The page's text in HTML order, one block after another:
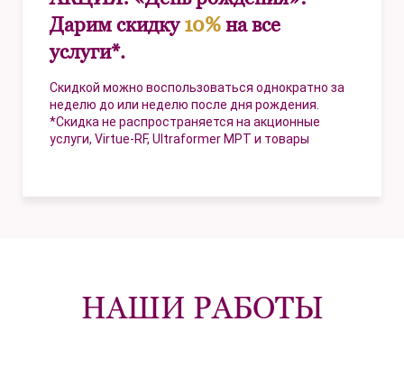
Дарим скидку10%на все
услуги*.
Скидкой можно воспользоваться однократно за
неделю до или неделю после дня рождения.
*Скидка не распространяется на акционные
услуги, Virtue-RF, Ultraformer MPT и товары
НАШИ РАБОТЫ